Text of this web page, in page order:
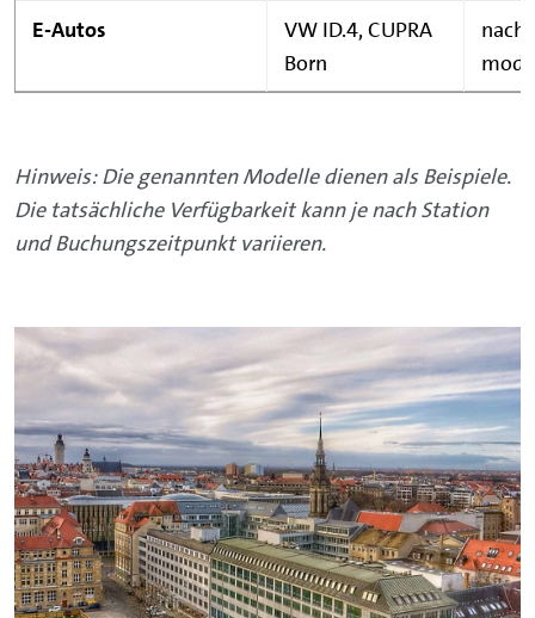
E-Autos
VW ID.4, CUPRA
Born
Hinweis: Die genannten Modelle dienen als Beispiele.
Die tatsächliche Verfügbarkeit kann je nach Station
und Buchungszeitpunkt variieren.